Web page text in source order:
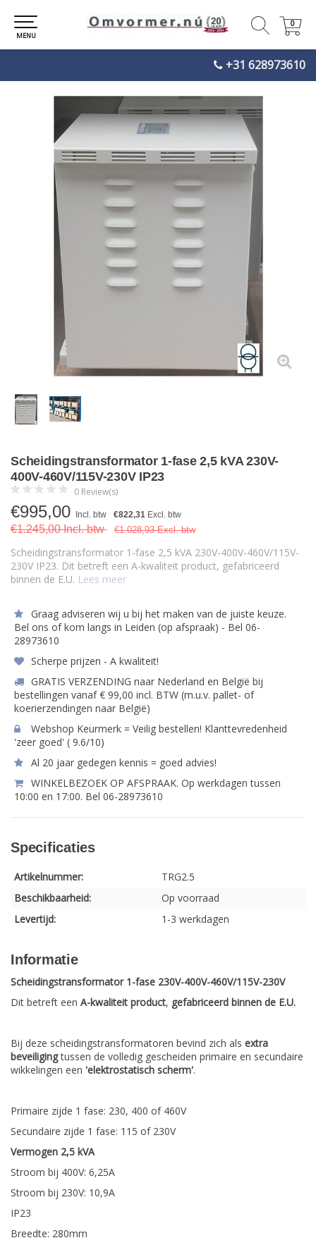
+31 628973610
0
0
MENU
Scheidingstransformator 1-fase 2,5 kVA 230V-
400V-460V/115V-230V IP23
0 Review(s)
€995,00 Incl. btw €822,31 Excl. btw
€1.245,00 Incl. btw €1.028,93 Excl. btw
Scheidingstransformator 1-fase 2,5 kVA 230V-400V-460V/115V-
230V IP23. Dit betreft een A-kwaliteit product, gefabriceerd
binnen de E.U. Lees meer
Graag adviseren wij u bij het maken van de juiste keuze.
Bel ons of kom langs in Leiden (op afspraak) - Bel 06-
28973610
Scherpe prijzen - A kwaliteit!
GRATIS VERZENDING naar Nederland en België bij
bestellingen vanaf € 99,00 incl. BTW (m.u.v. pallet- of
koerierzendingen naar België)
Webshop Keurmerk = Veilig bestellen! Klanttevredenheid
'zeer goed' ( 9.6/10)
Al 20 jaar gedegen kennis = goed advies!
WINKELBEZOEK OP AFSPRAAK. Op werkdagen tussen
10:00 en 17:00. Bel 06-28973610
Specificaties
Artikelnummer:
TRG2.5
Beschikbaarheid:
Op voorraad
Levertijd:
1-3 werkdagen
Informatie
Scheidingstransformator 1-fase 230V-400V-460V/115V-230V
Dit betreft een A-kwaliteit product, gefabriceerd binnen de E.U.
Bij deze scheidingstransformatoren bevind zich als extra
beveiligingtussen de volledig gescheiden primaire en secundaire
wikkelingen een 'elektrostatisch scherm'.
Primaire zijde 1 fase: 230, 400 of 460V
Secundaire zijde 1 fase: 115 of 230V
Vermogen 2,5 kVA
Stroom bij 400V: 6,25A
Stroom bij 230V: 10,9A
IP23
Breedte: 280mm